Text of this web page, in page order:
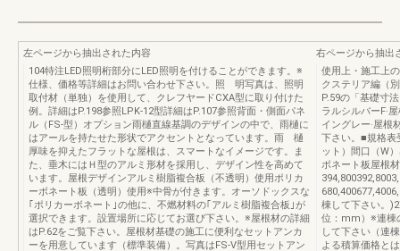
左ページから抽出された内容
104特注LED照明桁部分にLED照明を付けることができます。※
仕様、価格等詳細はお問い合わせ下さい。照 明写真は、照明
取付材（単独）を使用して、クレフヤードCXA型に取り付けた
例。詳細はP.198参照LPK-12型詳細はP.107参照背面・側面パネ
ル（FS-型）オプション雨樋直線基調のデザインの中で、雨樋に
はアールを持たせた形状でアクセントとなっています。雨 樋
厚味を抑えたフラットな屋根は、スマートなイメージです。ま
た、垂木にはＨ型のアルミ形材を採用し、デザイン性を高めて
います。屋根デザインアルミ樹脂複合板（不透明）使用ポリカ
ーボネート板（透明）使用※中骨が付きます。オーソドックスな
｢ポリカーボネート｣の他に、不燃材料の｢アルミ樹脂複合板｣が
選択できます。設置場所に応じてお選び下さい。※屋根材の詳細
はP.62をご覧下さい。屋根材基礎の施工に便利なセットアンカ
ーを用意しています（標準装備）。写真はFS-V型用セットアン
右ページから抽出
使用上・施工上
クステリア編（
P.59の「基礎寸
ラルシルバーF·
イングレー·屋根
下さい。■規格
ット）間口（W
ボネート板屋根
棟して下さい。
位：mm）※連棟
して下さい（連
よる積算価格と